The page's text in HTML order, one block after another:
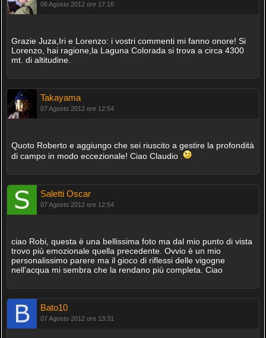
06 Agosto 2012 ore 17:16
Grazie Juza,Iri e Lorenzo: i vostri commenti mi fanno onore! Si
Lorenzo, hai ragione,la Laguna Colorada si trova a circa 4300
mt. di altitudine.
Takayama
07 Agosto 2012 ore 12:54
Quoto Roberto e aggiungo che sei riuscito a gestire la profondità
di campo in modo eccezionale! Ciao Claudio .
Saletti Oscar
07 Agosto 2012 ore 12:54
ciao Robi, questa è una bellissima foto ma dal mio punto di vista
trovo più emozionale quella precedente. Ovvio è un mio
personalissimo parere ma il gioco di riflessi delle vigogne
nell'acqua mi sembra che la rendano più completa. Ciao
Bato10
07 Agosto 2012 ore 13:31